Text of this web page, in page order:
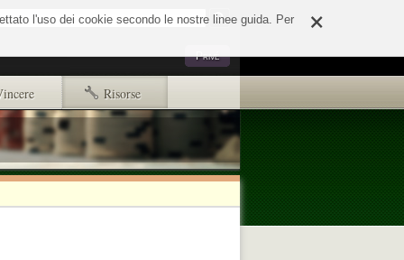
Strumenti
personali
Privé
Risorse
Primi passi
Copyright e disclaimer
×
l'uso dei cookie secondo le nostre linee guida. Per